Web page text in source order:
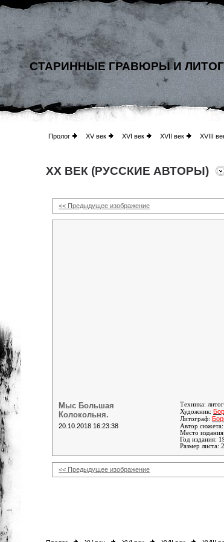
СТАРИННЫЕ ГРАВЮРЫ И
Пролог XV век XVI век XVII век XVIII
XX ВЕК (РУССКИЕ АВТОРЫ)
<< Предыдущее изображение
Мыс Большая
Колокольня.
20.10.2018 16:23:38
Техника:
Художник:
Литограф:
Автор сюжета:
Место
Год издания:
Размер листа:
<< Предыдущее изображение